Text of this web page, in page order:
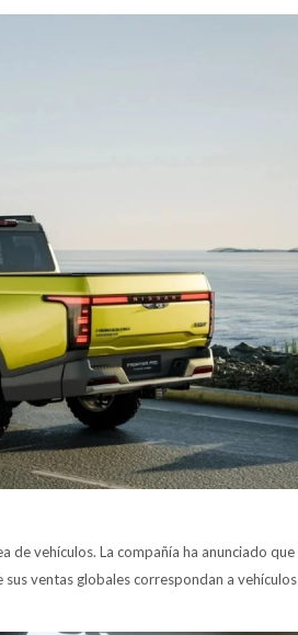
de vehículos. La compañía ha anunciado que
ventas globales correspondan a vehículos